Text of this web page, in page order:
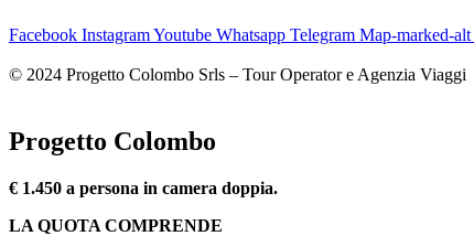
Facebook InstagramYoutube Whatsapp Telegram Map-marked-alt
© 2024 Progetto Colombo Srls – Tour Operator e Agenzia Viaggi
Progetto Colombo
€ 1.450 a persona in camera doppia.
LA QUOTA COMPRENDE